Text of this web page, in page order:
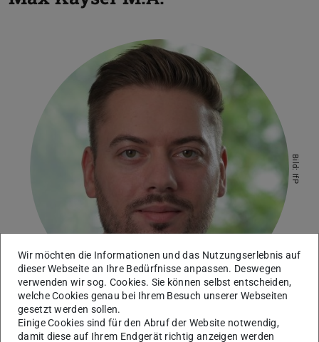
Bild: IfP
Wir möchten die Informationen und das Nutzungserlebnis auf
dieser Webseite an Ihre Bedürfnisse anpassen. Deswegen
verwenden wir sog. Cookies. Sie können selbst entscheiden,
welche Cookies genau bei Ihrem Besuch unserer Webseiten
gesetzt werden sollen.
Einige Cookies sind für den Abruf der Website notwendig,
damit diese auf Ihrem Endgerät richtig anzeigen werden